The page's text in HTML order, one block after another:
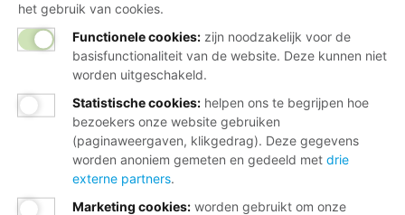
het gebruik van cookies.
Functionele cookies: zijn noodzakelijk voor de
basisfunctionaliteit van de website. Deze kunnen niet
worden uitgeschakeld.
Statistische cookies: helpen ons te begrijpen hoe
bezoekers onze website gebruiken
(paginaweergaven, klikgedrag). Deze gegevens
worden anoniem gemeten en gedeeld met drie
externe partners.
Marketing cookies: worden gebruikt om onze